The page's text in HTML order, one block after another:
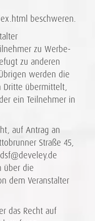
beschweren.
zu Werbe-
zu anderen
werden die
Dritte übermittelt,
ein Teilnehmer in
auf Antrag an
Straße 45,
über die
dem Veranstalter
das Recht auf